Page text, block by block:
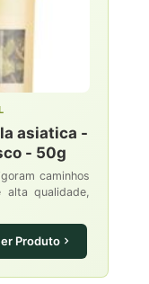
asiatica -
- 50g
caminhos
alta qualidade,
Produto